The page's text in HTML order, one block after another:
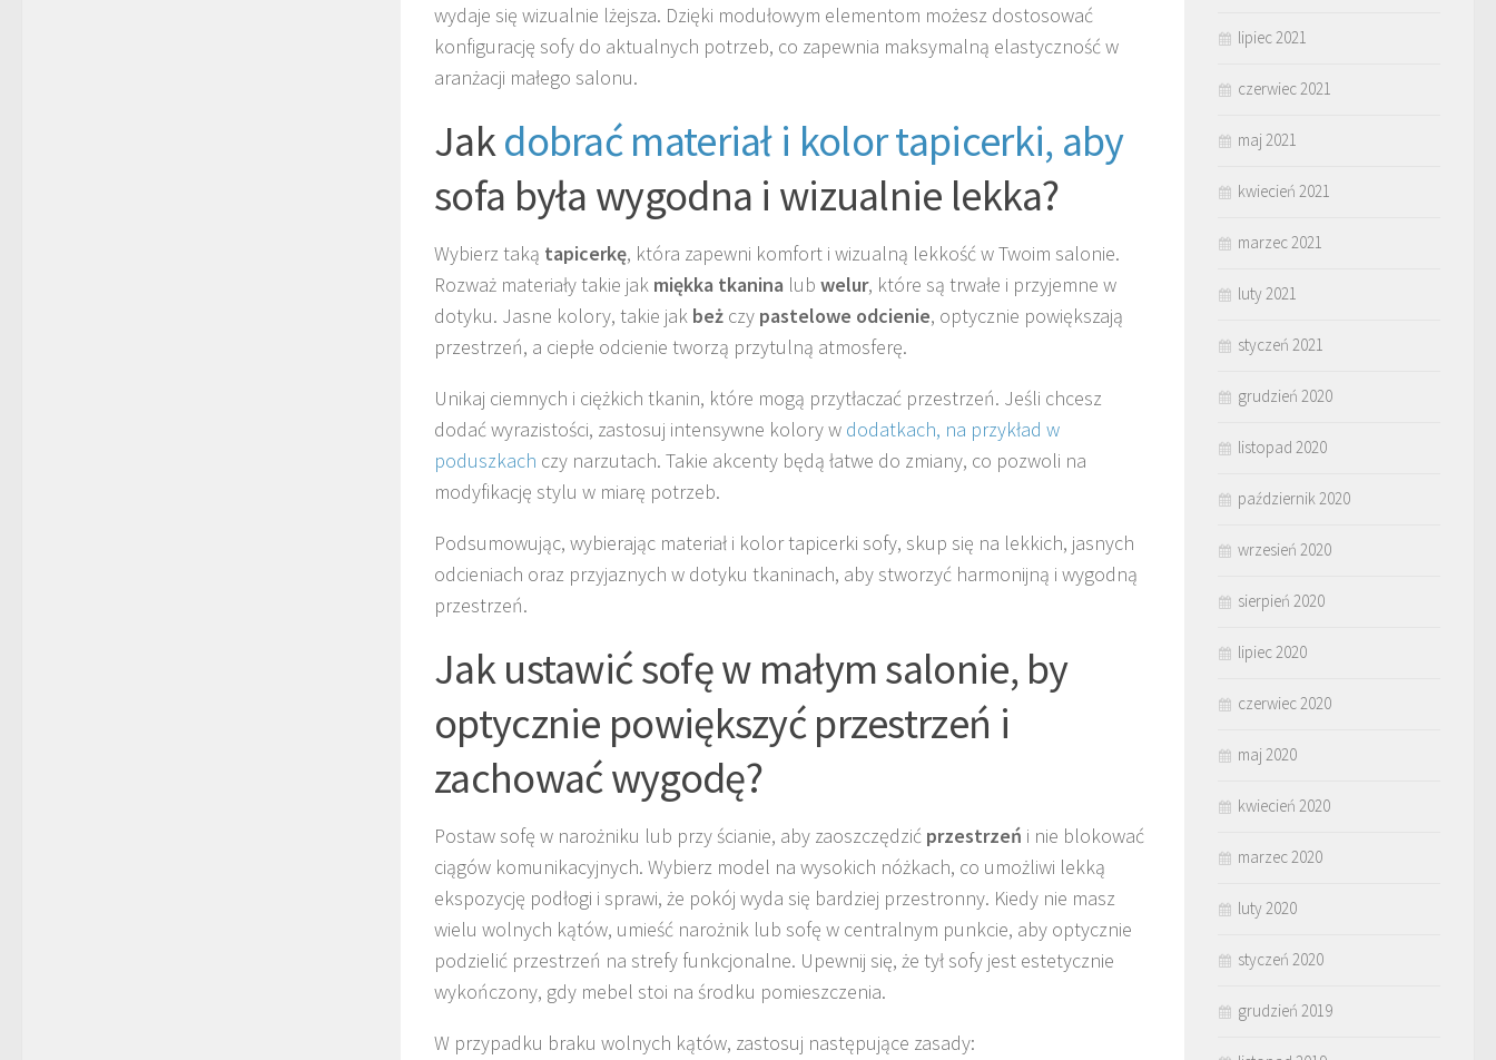
wydaje się wizualnie lżejsza. Dzięki modułowym elementom możesz dostosować
konfigurację sofy do aktualnych potrzeb, co zapewnia maksymalną elastyczność w
aranżacji małego salonu.
Jakdobrać materiał i kolor tapicerki, aby
sofa była wygodna i wizualnie lekka?
Wybierz taką tapicerkę, która zapewni komfort i wizualną lekkość w Twoim salonie.
Rozważ materiały takie jak miękka tkanina lub welur, które są trwałe i przyjemne w
dotyku. Jasne kolory, takie jak beż czy pastelowe odcienie, optycznie powiększają
przestrzeń, a ciepłe odcienie tworzą przytulną atmosferę.
Unikaj ciemnych i ciężkich tkanin, które mogą przytłaczać przestrzeń. Jeśli chcesz
dodać wyrazistości, zastosuj intensywne kolory w dodatkach, na przykład w
poduszkach czy narzutach. Takie akcenty będą łatwe do zmiany, co pozwoli na
modyfikację stylu w miarę potrzeb.
Podsumowując, wybierając materiał i kolor tapicerki sofy, skup się na lekkich, jasnych
odcieniach oraz przyjaznych w dotyku tkaninach, aby stworzyć harmonijną i wygodną
przestrzeń.
Jak ustawić sofę w małym salonie, by
optycznie powiększyć przestrzeń i
zachować wygodę?
Postaw sofę w narożniku lub przy ścianie, aby zaoszczędzić przestrzeń i nie blokować
ciągów komunikacyjnych. Wybierz model na wysokich nóżkach, co umożliwi lekką
ekspozycję podłogi i sprawi, że pokój wyda się bardziej przestronny. Kiedy nie masz
wielu wolnych kątów, umieść narożnik lub sofę w centralnym punkcie, aby optycznie
podzielić przestrzeń na strefy funkcjonalne. Upewnij się, że tył sofy jest estetycznie
wykończony, gdy mebel stoi na środku pomieszczenia.
W przypadku braku wolnych kątów, zastosuj następujące zasady:
lipiec 2021
czerwiec 2021
maj 2021
kwiecień 2021
marzec 2021
luty 2021
styczeń 2021
grudzień 2020
listopad 2020
październik 2020
wrzesień 2020
sierpień 2020
lipiec 2020
czerwiec 2020
maj 2020
kwiecień 2020
marzec 2020
luty 2020
styczeń 2020
grudzień 2019